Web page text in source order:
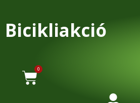
Bicikliakció
0